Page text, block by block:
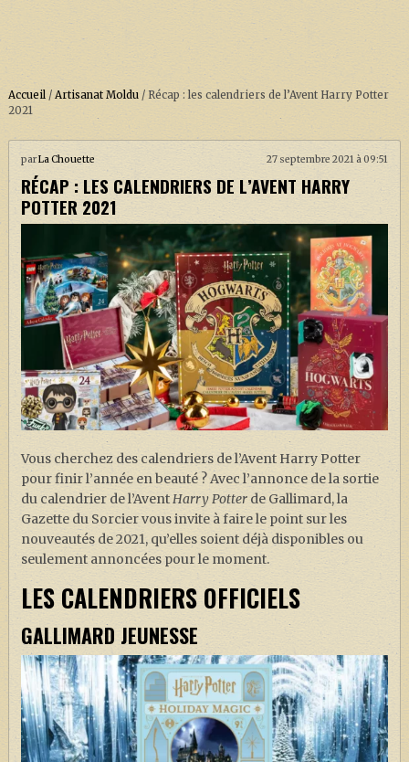
ACCUEIL
À PROPOS
SOUTENEZ-NOUS !
LA SÉRIE HARRY POTTER (REBOOT)
HARRY POTTER : LIVRES
BIOPICS DE HARRY POTTER
LES ANIMAUX FANTASTIQUES
J. K. ROWLING
ARTISANAT MOLDU
FANDOM
CULTURE
PODCASTS
LES GRANDS ARTICLES DE LA GAZETTE
DOSSIERS
JEUX
Accueil/ Artisanat Moldu/ Récap : les calendriers de l’Avent Harry Potter
2021
parLa Chouette 27 septembre 2021 à 09:51
RÉCAP : LES CALENDRIERS DE L’AVENT HARRY
POTTER 2021
Vous cherchez des calendriers de l’Avent Harry Potter
pour finir l’année en beauté ? Avec l’annonce de la sortie
du calendrier de l’AventHarry Potterde Gallimard, la
Gazette du Sorcier vous invite à faire le point sur les
nouveautés de 2021, qu’elles soient déjà disponibles ou
seulement annoncées pour le moment.
LES CALENDRIERS OFFICIELS
GALLIMARD JEUNESSE